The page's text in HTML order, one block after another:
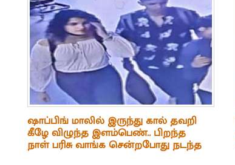
ஷாப்பிங் மாலில் இருந்து கால் தவறி
கீழே விழுந்த இளம்பெண்.. பிறந்த
நாள் பரிசு வாங்க சென்றபோது நடந்த